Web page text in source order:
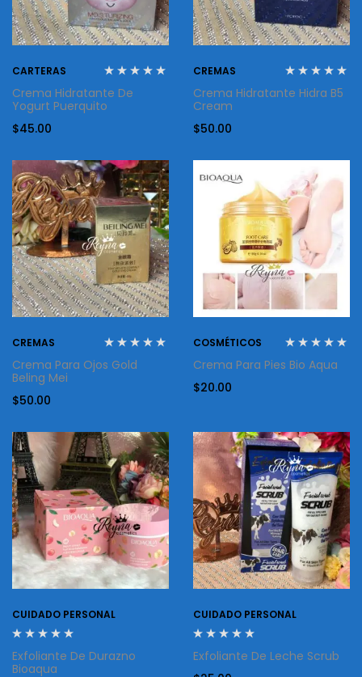
CARTERAS
Crema Hidratante De
Yogurt Puerquito
$45.00
CREMAS
Crema Hidratante Hidra B5
Cream
$50.00
CREMAS
Crema Para Ojos Gold
Beling Mei
$50.00
COSMÉTICOS
Crema Para Pies Bio Aqua
$20.00
CUIDADO PERSONAL
Exfoliante De Durazno
Bioaqua
CUIDADO PERSONAL
Exfoliante De Leche Scrub